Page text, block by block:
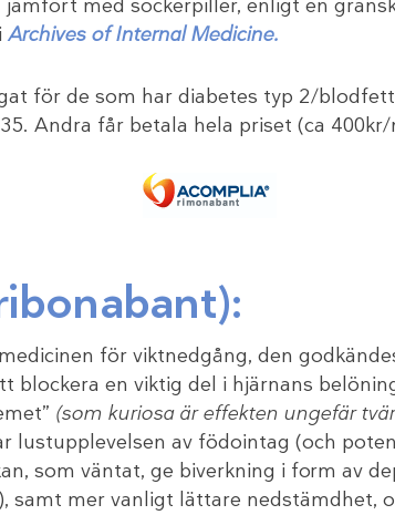
Archives of Internal Medicine.
för de som har diabetes typ 2/
Andra får betala hela priset (ca 400kr/
för viktnedgång, den
blockera en viktig del i hjärnans
(som kuriosa är effekten ungefär
lustupplevelsen av födointag (och
som väntat, ge biverkning i form av
samt mer vanligt lättare nedstämdhet,